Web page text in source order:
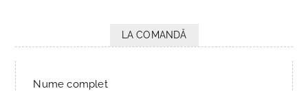
LA COMANDĂ
Nume complet